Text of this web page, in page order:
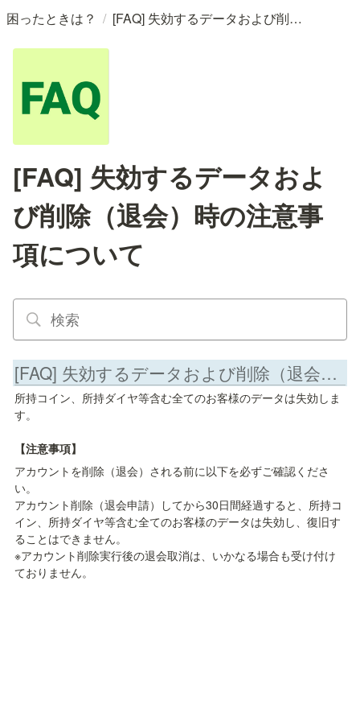
困ったときは？ / [FAQ] 失効するデータおよび削除（退会）時の注意事項について
[FAQ] 失効するデータおよ
び削除（退会）時の注意事
項について
[FAQ] 失効するデータおよび削除（退会）時の注意事項について
所持コイン、所持ダイヤ等含む全てのお客様のデータは失効しま
す。
【注意事項】
アカウントを削除（退会）される前に以下を必ずご確認くださ
い。
アカウント削除（退会申請）してから30日間経過すると、所持コ
イン、所持ダイヤ等含む全てのお客様のデータは失効し、復旧す
ることはできません。
※アカウント削除実行後の退会取消は、いかなる場合も受け付け
ておりません。